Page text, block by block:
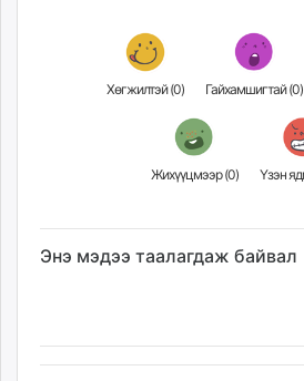
mass.mn
unegui.mn
paparazzi.mn
Хөгжилтэй (0) Гайхамшигтай (0)
Жихүүцмээр (0)
Энэ мэдээ таалагдаж байвал